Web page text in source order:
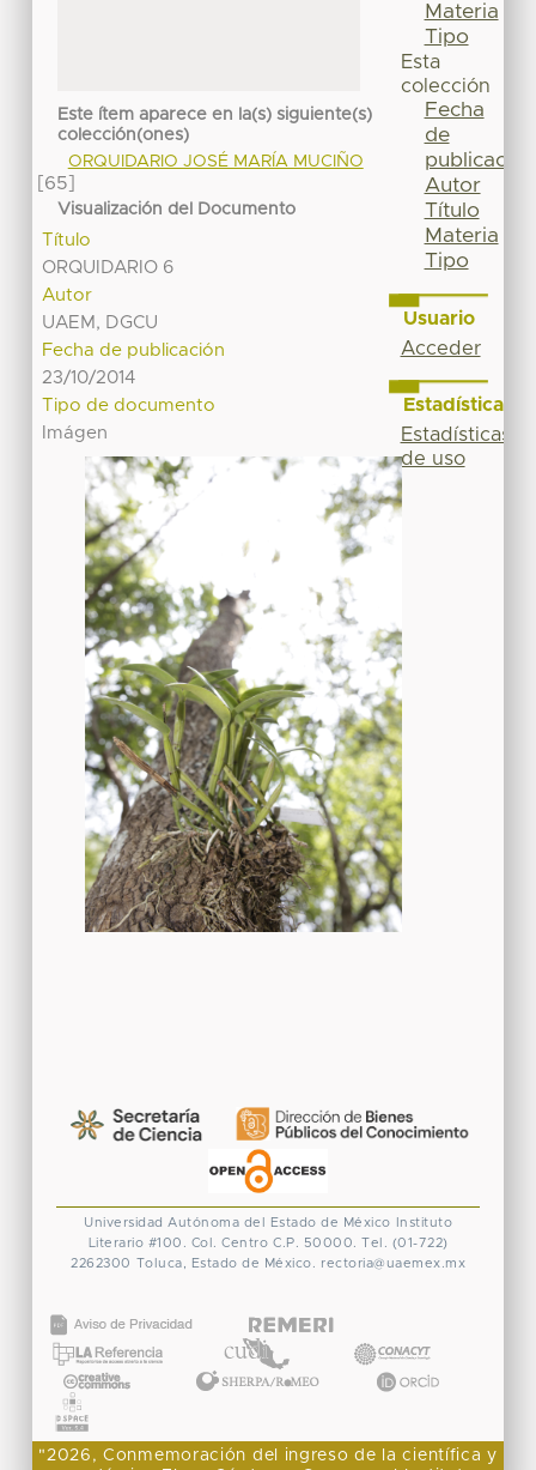
Este ítem aparece en la(s) siguiente(s)
colección(ones)
ORQUIDARIO JOSÉ MARÍA MUCIÑO
[65]
Visualización del Documento
Título
ORQUIDARIO 6
Autor
UAEM, DGCU
Fecha de publicación
23/10/2014
Tipo de documento
Imágen
Materia
Tipo
Esta
colección
Fecha
de
publicación
Autor
Título
Materia
Tipo
Usuario
Acceder
Estadísticas
Estadísticas
de uso
Universidad Autónoma del Estado de México
Instituto
Literario #100. Col. Centro C.P. 50000. Tel. (01-722)
2262300 Toluca, Estado de México. rectoria@uaemex.mx
"2026, Conmemoración del ingreso de la científica y